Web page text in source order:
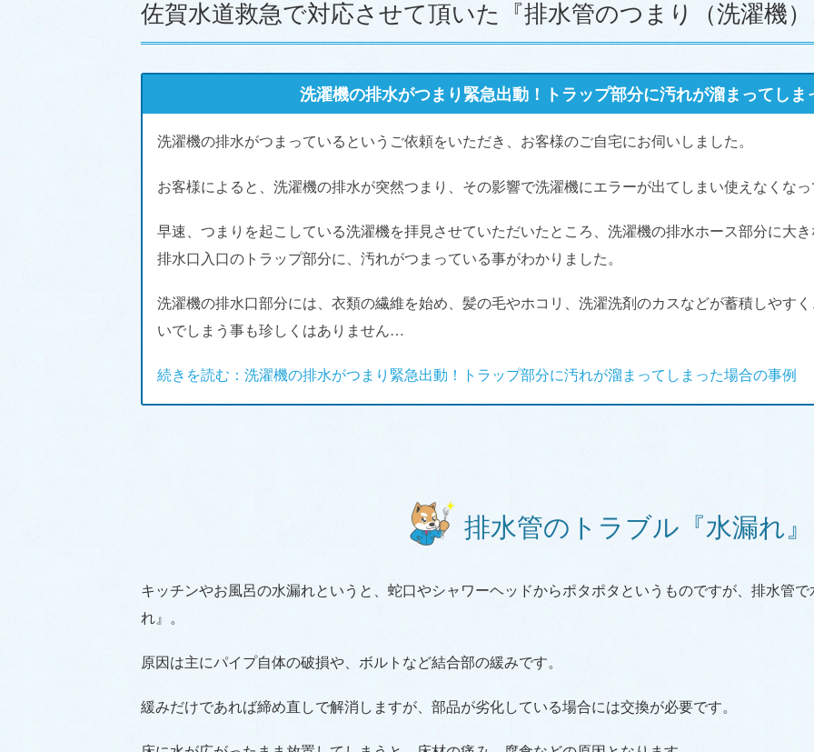
佐賀水道救急で対応させて頂いた『排水管のつまり（洗濯機
洗濯機の排水がつまり緊急出動！トラップ部分に汚れが溜まってしま
洗濯機の排水がつまっているというご依頼をいただき、お客様のご自宅にお伺いしました。
お客様によると、洗濯機の排水が突然つまり、その影響で洗濯機にエラーが出てしまい使えなくな
早速、つまりを起こしている洗濯機を拝見させていただいたところ、洗濯機の排水ホース部分に大
排水口入口のトラップ部分に、汚れがつまっている事がわかりました。
洗濯機の排水口部分には、衣類の繊維を始め、髪の毛やホコリ、洗濯洗剤のカスなどが蓄積しやす
いでしまう事も珍しくはありません…
続きを読む：洗濯機の排水がつまり緊急出動！トラップ部分に汚れが溜まってしまった場合の事例
排水管のトラブル『水漏れ』
キッチンやお風呂の水漏れというと、蛇口やシャワーヘッドからポタポタというものですが、排水管
れ』。
原因は主にパイプ自体の破損や、ボルトなど結合部の緩みです。
緩みだけであれば締め直しで解消しますが、部品が劣化している場合には交換が必要です。